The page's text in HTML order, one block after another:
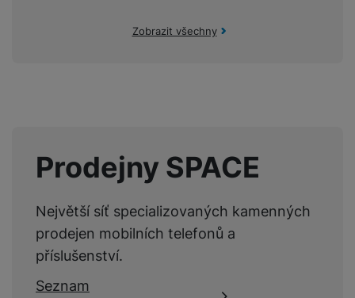
Zobrazit všechny
Prodejny SPACE
Největší síť specializovaných kamenných
prodejen mobilních telefonů a
příslušenství.
Seznam